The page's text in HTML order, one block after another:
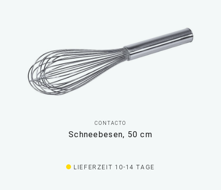
CONTACTO
Schneebesen, 50 cm
LIEFERZEIT 10-14 TAGE